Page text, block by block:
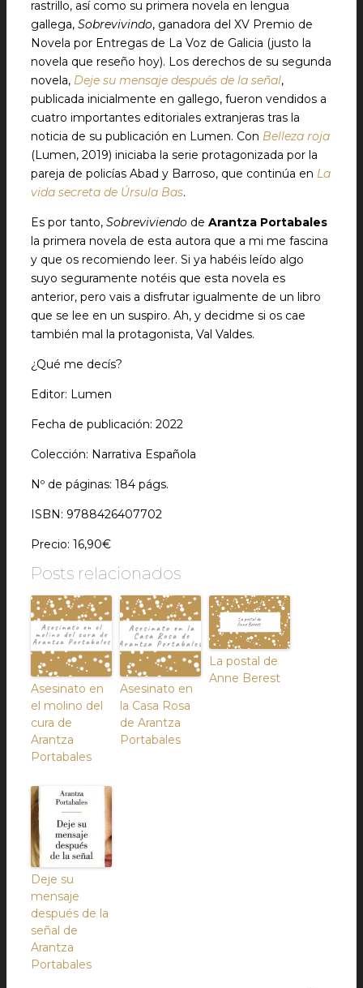
rastrillo, así como su primera novela en lengua
gallega, Sobrevivindo, ganadora del XV Premio de
Novela por Entregas de La Voz de Galicia (justo la
novela que reseño hoy). Los derechos de su segunda
novela, Deje su mensaje después de la señal,
publicada inicialmente en gallego, fueron vendidos a
cuatro importantes editoriales extranjeras tras la
noticia de su publicación en Lumen. Con Belleza roja
(Lumen, 2019) iniciaba la serie protagonizada por la
pareja de policías Abad y Barroso, que continúa en La
vida secreta de Úrsula Bas.
Es por tanto, Sobreviviendo de Arantza Portabales
la primera novela de esta autora que a mi me fascina
y que os recomiendo leer. Si ya habéis leído algo
suyo seguramente notéis que esta novela es
anterior, pero vais a disfrutar igualmente de un libro
que se lee en un suspiro. Ah, y decidme si os cae
también mal la protagonista, Val Valdes.
¿Qué me decís?
Editor: Lumen
Fecha de publicación: 2022
Colección: Narrativa Española
Nº de páginas: 184 págs.
ISBN: 9788426407702
Precio: 16,90€
Posts relacionados
Asesinato en
el molino del
cura de
Arantza
Portabales
Asesinato en
la Casa Rosa
de Arantza
Portabales
La postal de
Anne Berest
Deje su
mensaje
después de la
señal de
Arantza
Portabales